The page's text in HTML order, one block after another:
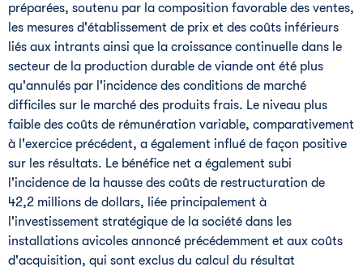
préparées, soutenu par la composition favorable des ventes,
les mesures d'établissement de prix et des coûts inférieurs
liés aux intrants ainsi que la croissance continuelle dans le
secteur de la production durable de viande ont été plus
qu'annulés par l'incidence des conditions de marché
difficiles sur le marché des produits frais. Le niveau plus
faible des coûts de rémunération variable, comparativement
à l'exercice précédent, a également influé de façon positive
sur les résultats. Le bénéfice net a également subi
l'incidence de la hausse des coûts de restructuration de
42,2 millions de dollars, liée principalement à
l'investissement stratégique de la société dans les
installations avicoles annoncé précédemment et aux coûts
d'acquisition, qui sont exclus du calcul du résultat